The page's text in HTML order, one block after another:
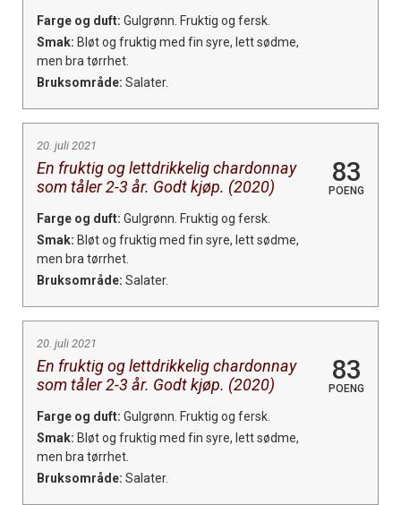
Farge og duft: Gulgrønn. Fruktig og fersk.
Smak: Bløt og fruktig med fin syre, lett sødme,
men bra tørrhet.
Bruksområde: Salater.
20. juli 2021
En fruktig og lettdrikkelig chardonnay
som tåler 2-3 år. Godt kjøp. (2020)
83
POENG
Farge og duft: Gulgrønn. Fruktig og fersk.
Smak: Bløt og fruktig med fin syre, lett sødme,
men bra tørrhet.
Bruksområde: Salater.
20. juli 2021
En fruktig og lettdrikkelig chardonnay
som tåler 2-3 år. Godt kjøp. (2020)
83
POENG
Farge og duft: Gulgrønn. Fruktig og fersk.
Smak: Bløt og fruktig med fin syre, lett sødme,
men bra tørrhet.
Bruksområde: Salater.